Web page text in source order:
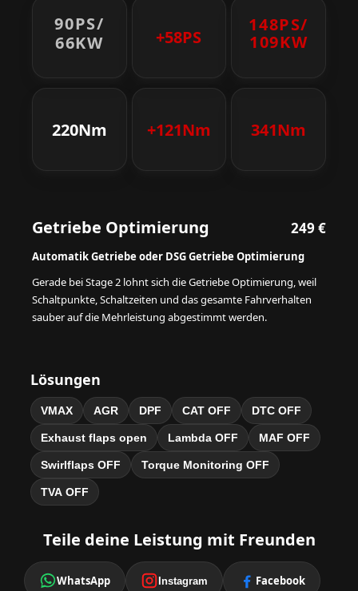
90PS/
66KW
+58PS
148PS/
109KW
220Nm +121Nm 341Nm
Getriebe Optimierung 249 €
Automatik Getriebe oder DSG Getriebe Optimierung
Gerade bei Stage 2 lohnt sich die Getriebe Optimierung, weil
Schaltpunkte, Schaltzeiten und das gesamte Fahrverhalten
sauber auf die Mehrleistung abgestimmt werden.
Lösungen
VMAX AGR DPF CAT OFF DTC OFF
Exhaust flaps open Lambda OFF MAF OFF
Swirlflaps OFF Torque Monitoring OFF
TVA OFF
Teile deine Leistung mit Freunden
WhatsApp Instagram Facebook